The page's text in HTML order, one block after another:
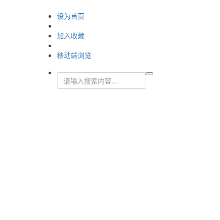
设为首页
加入收藏
移动端浏览